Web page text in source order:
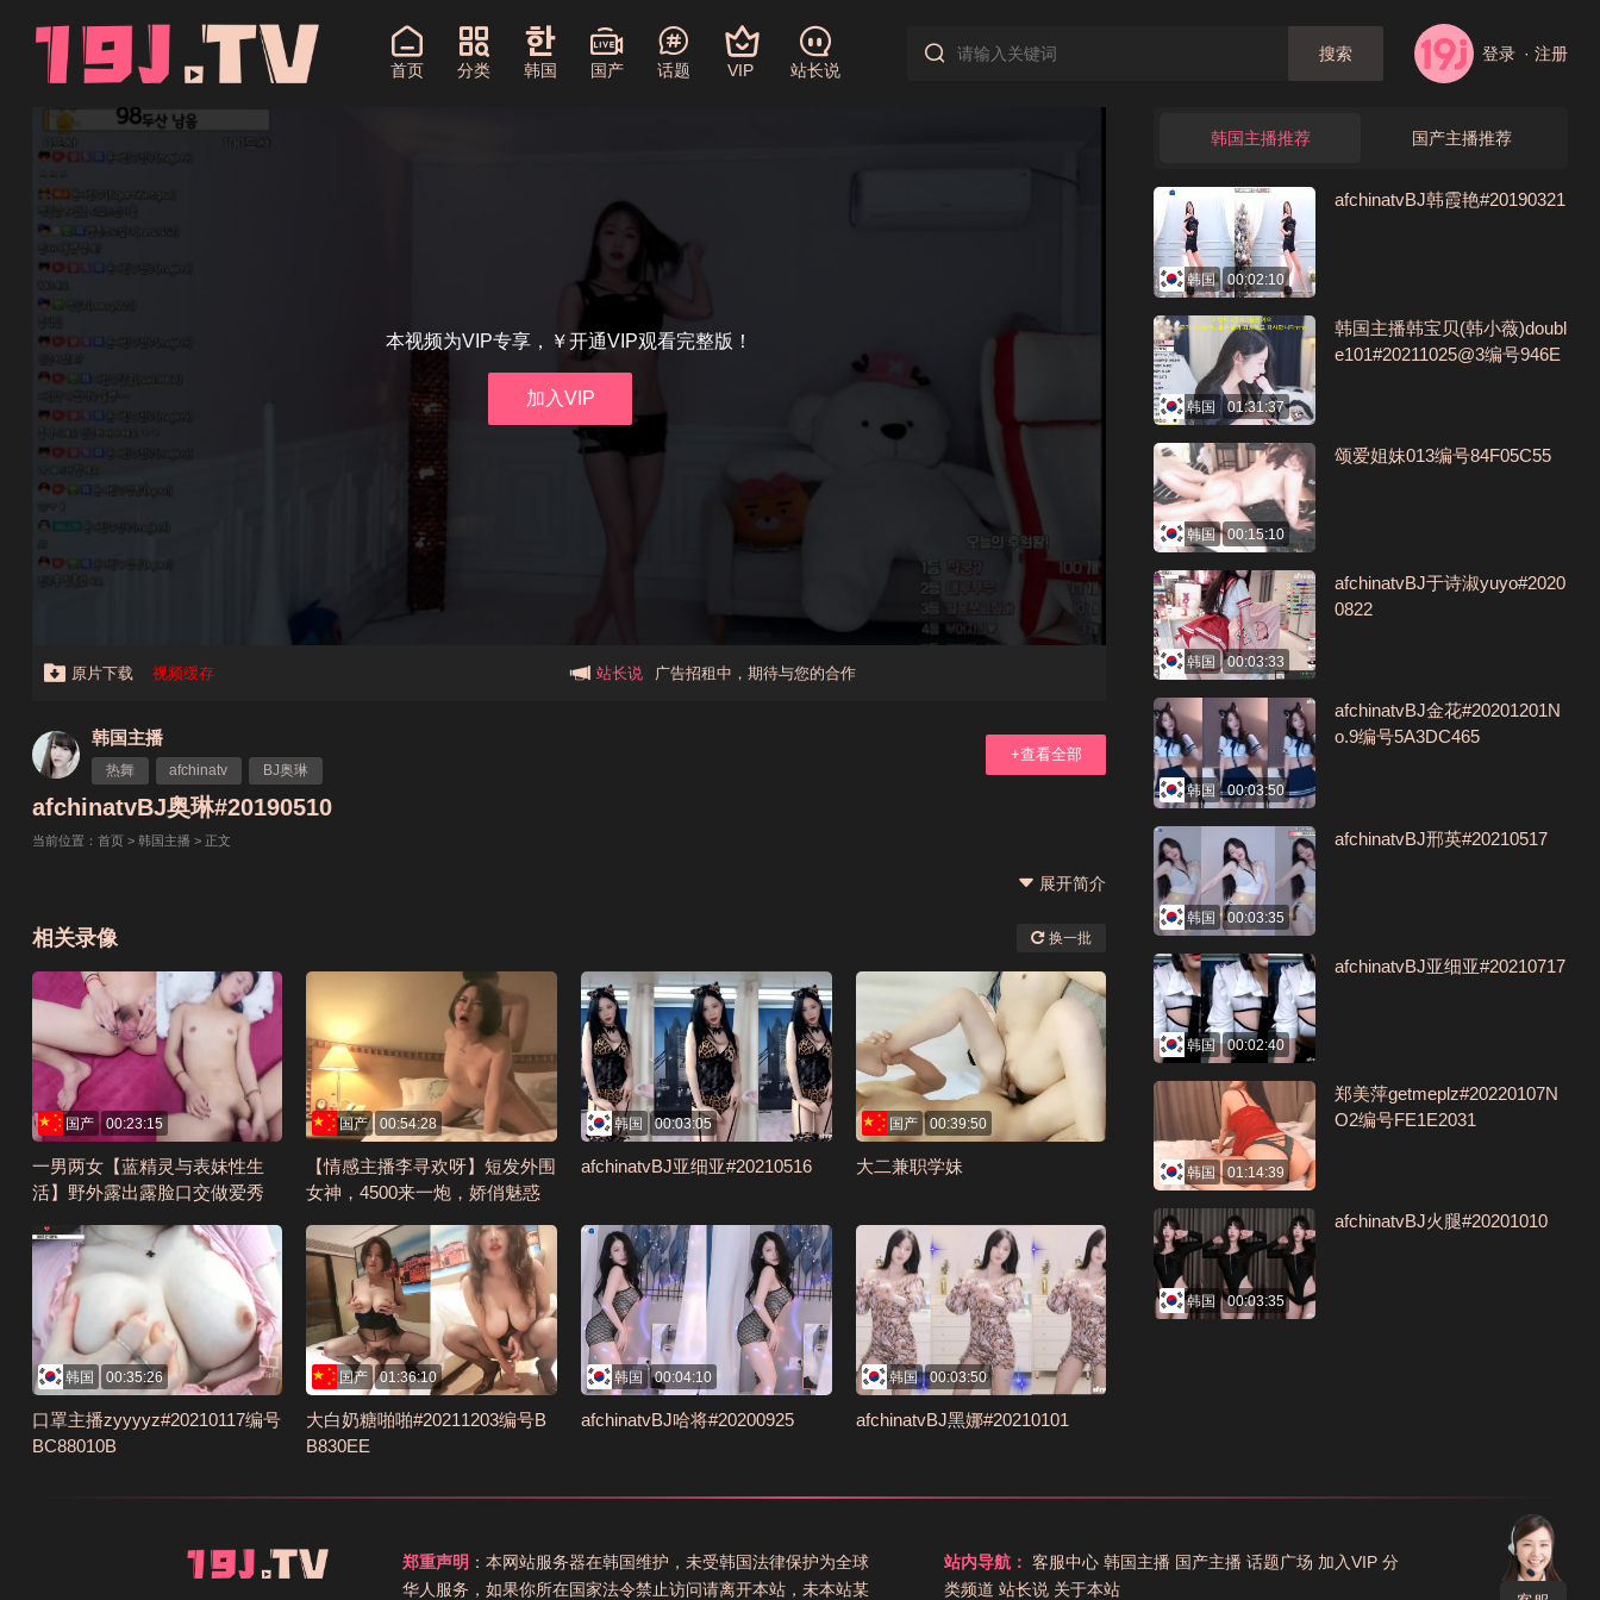
首页 分类 韩国 国产 话题 VIP 站长说
搜索 登录 · 注册
本视频为VIP专享，￥开通VIP观看完整版！
加入VIP
原片下载 视频缓存 站长说
本站大事件(19j网站发展历程)
广告招租中，期待与您的合作
韩国主播
热舞 afchinatv BJ奥琳
+查看全部
afchinatvBJ奥琳#20190510
当前位置： 首页 > 韩国主播 > 正文
展开简介
相关录像 换一批
国产 00:23:15
一男两女【蓝精灵与表妹性生
活】野外露出露脸口交做爱秀
国产 00:54:28
【情感主播李寻欢呀】短发外围
女神，4500来一炮，娇俏魅惑
清1080P修复版编号8B949C4F
韩国 00:03:05
afchinatvBJ亚细亚#20210516
国产 00:39:50
大二兼职学妹
韩国 00:35:26
口罩主播zyyyyz#20210117编号
BC88010B
国产 01:36:10
大白奶糖啪啪#20211203编号B
B830EE
韩国 00:04:10
afchinatvBJ哈将#20200925
韩国 00:03:50
afchinatvBJ黑娜#20210101
韩国主播推荐 国产主播推荐
韩国 00:02:10
afchinatvBJ韩霞艳#20190321
韩国 01:31:37
韩国主播韩宝贝(韩小薇)doubl
e101#20211025@3编号946E
韩国 00:15:10
颂爱姐妹013编号84F05C55
韩国 00:03:33
afchinatvBJ于诗淑yuyo#2020
0822
韩国 00:03:50
afchinatvBJ金花#20201201N
o.9编号5A3DC465
韩国 00:03:35
afchinatvBJ邢英#20210517
韩国 00:02:40
afchinatvBJ亚细亚#20210717
韩国 01:14:39
郑美萍getmeplz#20220107N
O2编号FE1E2031
韩国 00:03:35
afchinatvBJ火腿#20201010
郑重声明 ：本网站服务器在韩国维护，未受韩国法律保护为全球
华人服务，如果你所在国家法令禁止访问请离开本站，未本站某
站内导航： 客服中心 韩国主播 国产主播 话题广场 加入VIP 分
类频道 站长说 关于本站